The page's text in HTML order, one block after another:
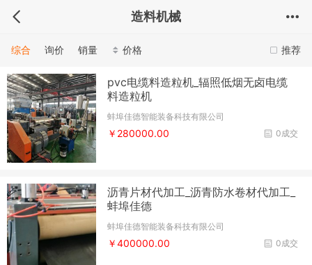
造料机械
推荐
综合 询价 销量 价格
pvc电缆料造粒机_辐照低烟无卤电缆
料造粒机
蚌埠佳德智能装备科技有限公司
0成交
￥280000.00
沥青片材代加工_沥青防水卷材代加工_
蚌埠佳德
蚌埠佳德智能装备科技有限公司
0成交
￥400000.00